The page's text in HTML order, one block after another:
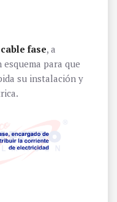
cable fase, a
para que
su instalación y